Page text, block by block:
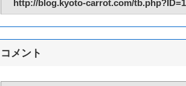
http://blog.kyoto-carrot.com/
コメント